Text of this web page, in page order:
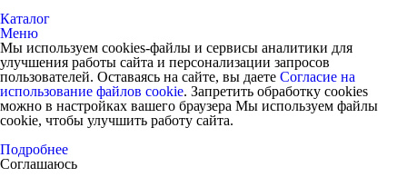
Каталог
Меню
Мы используем cookies-файлы и сервисы аналитики для
улучшения работы сайта и персонализации запросов
пользователей. Оставаясь на сайте, вы даете Согласие на
использование файлов cookie. Запретить обработку cookies
можно в настройках вашего браузера Мы используем файлы
cookie, чтобы улучшить работу сайта.
Подробнее
Соглашаюсь